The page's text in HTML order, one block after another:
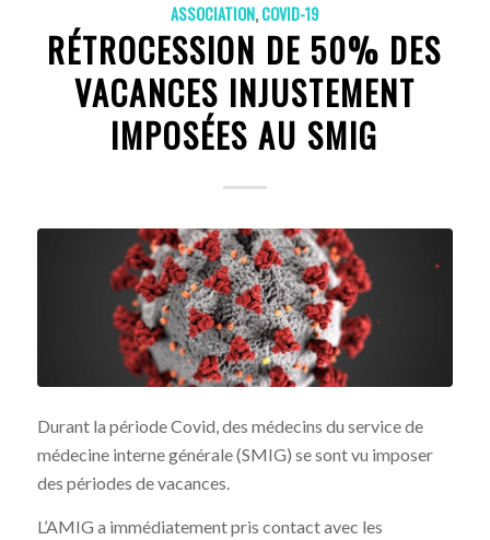
ASSOCIATION,COVID-19
RÉTROCESSION DE 50% DES
VACANCES INJUSTEMENT
IMPOSÉES AU SMIG
Durant la période Covid, des médecins du service de
médecine interne générale (SMIG) se sont vu imposer
des périodes de vacances.
L’AMIG a immédiatement pris contact avec les